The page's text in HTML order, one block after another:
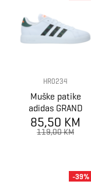
HR0234
Muške patike
adidas GRAND
COURT BASE
2.0
85,50 KM
119,00 KM
-39%